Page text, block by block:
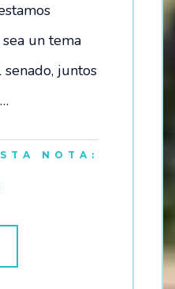
un tema
juntos
NOTA: